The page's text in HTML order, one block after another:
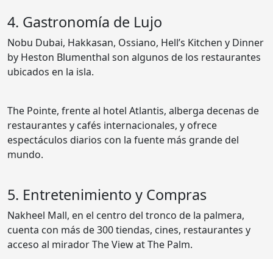
4. Gastronomía de Lujo
Nobu Dubai, Hakkasan, Ossiano, Hell’s Kitchen y Dinner
by Heston Blumenthal son algunos de los restaurantes
ubicados en la isla.
The Pointe, frente al hotel Atlantis, alberga decenas de
restaurantes y cafés internacionales, y ofrece
espectáculos diarios con la fuente más grande del
mundo.
5. Entretenimiento y Compras
Nakheel Mall, en el centro del tronco de la palmera,
cuenta con más de 300 tiendas, cines, restaurantes y
acceso al mirador The View at The Palm.